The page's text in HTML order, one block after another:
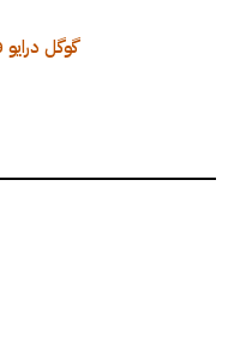
گوگل درایو